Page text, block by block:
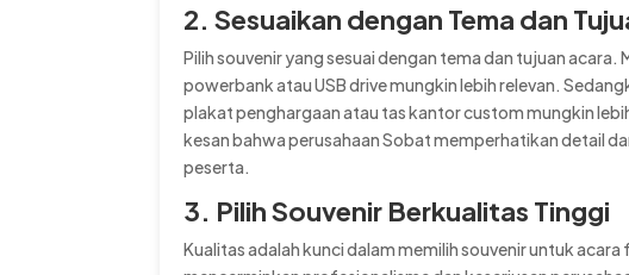
2. Sesuaikan dengan Tema dan
Pilih souvenir yang sesuai dengan tema dan tujuan
powerbank atau USB drive mungkin lebih relevan.
plakat penghargaan atau tas kantor custom mungkin
kesan bahwa perusahaan Sobat memperhatikan detail
peserta.
3. Pilih Souvenir Berkualitas Tinggi
Kualitas adalah kunci dalam memilih souvenir untuk